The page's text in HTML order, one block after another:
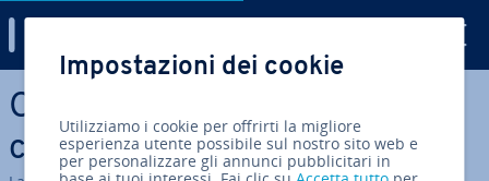
Vai al contenuto prin­ci­pa­le
Can­cel­la­re l’account Kik:
come si fa tramite link
Impostazioni dei cookie
Utilizziamo i cookie per offrirti la migliore
esperienza utente possibile sul nostro sito web e
per personalizzare gli annunci pubblicitari in